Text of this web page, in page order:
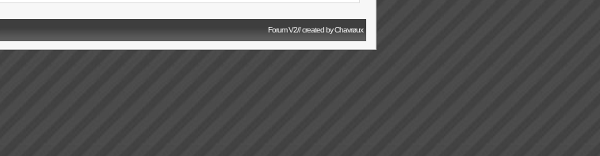
Forum V2// created by Chavrøux